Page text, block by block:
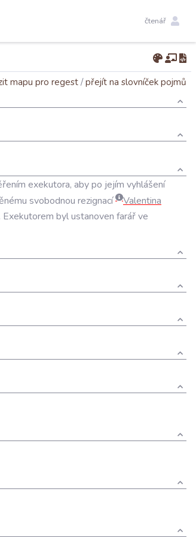
čtenář
mapu pro regest/přejít na slovníček pojmů
exekutora, abypo jejím vyhlášení
svobodnou rezignací
Valentina
Exekutorem bylustanoven farářve